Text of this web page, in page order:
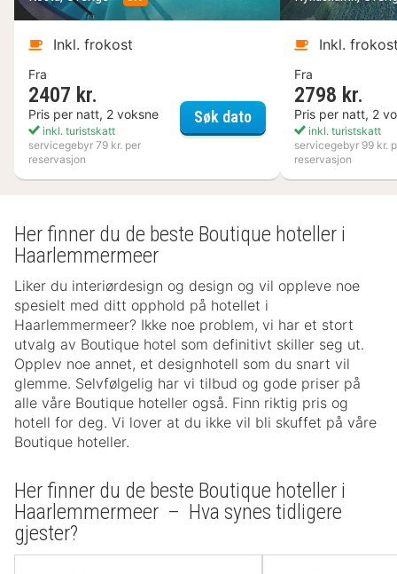
Inkl. frokost
Fra
2407 kr.
Pris per natt, 2 voksne
inkl. turistskatt
servicegebyr 79 kr. per
reservasjon
Søk datoKosta Boda Art Hotel
Inkl.
Fra
2798 kr.
Pris per natt, 2
inkl. turistskatt
servicegebyr 99 kr.
reservasjon
Her finner du de beste Boutique hoteller i
Haarlemmermeer
Liker du interiørdesign og design og vil oppleve noe
spesielt med ditt opphold på hotellet i
Haarlemmermeer? Ikke noe problem, vi har et stort
utvalg av Boutique hotel som definitivt skiller seg ut.
Opplev noe annet, et designhotell som du snart vil
glemme. Selvfølgelig har vi tilbud og gode priser på
alle våre Boutique hoteller også. Finn riktig pris og
hotell for deg. Vi lover at du ikke vil bli skuffet på våre
Boutique hoteller.
Her finner du de beste Boutique hoteller i
Haarlemmermeer – Hva synes tidligere
gjester?